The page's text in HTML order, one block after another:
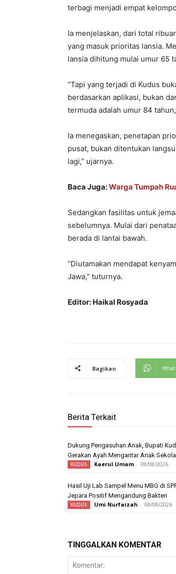
terbagi menjadi empat
Ia menjelaskan, dari total
yang masuk prioritas lansia.
lansia dihitung mulai umur 65
“Tapi yang terjadi di Kudus
berdasarkan aplikasi, bukan
termuda adalah umur 84
Ia menegaskan, penetapan
pusat, bukan ditentukan
lagi,” ujarnya.
Baca Juga:Warga Tumpah
Sedangkan fasilitas untuk
sebelumnya. Mulai dari
berada di lantai bawah.
“Diutamakan mendapat
Jawa,” tuturnya.
Editor: Haikal Rosyada
Bagikan
Berita Terkait
Dukung Pengasuhan Anak, Bupati
Gerakan Ayah Mengantar Anak
KUDUS Kaerul Umam - 08/08/2026
Hasil Uji Lab Sampel Menu MBG di
Jepara Positif Mengandung Bakteri
KUDUS Umi Nurfaizah - 08/08/2026
TINGGALKAN KOMENTAR